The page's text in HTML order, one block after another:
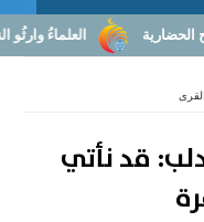
العلماءُ وارثُو
قد نأتي